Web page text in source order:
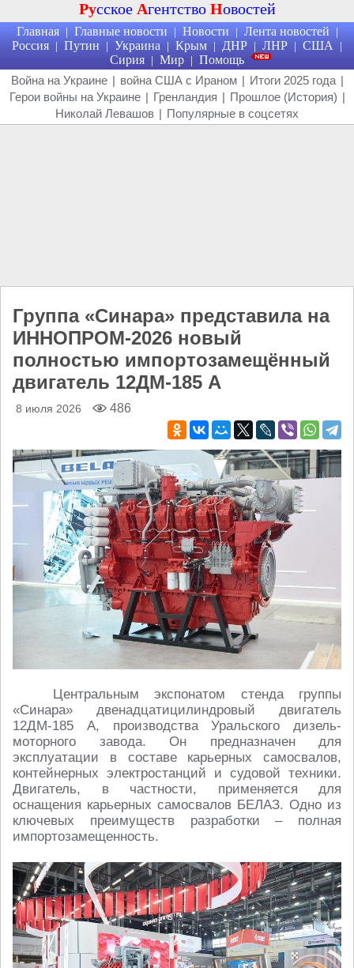
Русское Агентство Новостей
Главная | Главные новости | Новости | Лента новостей |
Россия | Путин | Украина | Крым | ДНР | ЛНР | США |
Сирия | Мир | Помощь
Война на Украине | война США с Ираном | Итоги 2025 года |
Герои войны на Украине | Гренландия | Прошлое (История) |
Николай Левашов | Популярные в соцсетях
Группа «Синара» представила на
ИННОПРОМ-2026 новый
полностью импортозамещённый
двигатель 12ДМ-185 А
8 июля 2026 486
Центральным экспонатом стенда группы
«Синара» двенадцатицилиндровый двигатель
12ДМ-185 А, производства Уральского дизель-
моторного завода. Он предназначен для
эксплуатации в составе карьерных самосвалов,
контейнерных электростанций и судовой техники.
Двигатель, в частности, применяется для
оснащения карьерных самосвалов БЕЛАЗ. Одно из
ключевых преимуществ разработки – полная
импортозамещенность.